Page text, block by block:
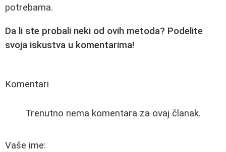
potrebama.
Da li ste probali neki od ovih metoda? Podelite
svoja iskustva u komentarima!
Komentari
Trenutno nema komentara za ovaj članak.
Vaše ime: